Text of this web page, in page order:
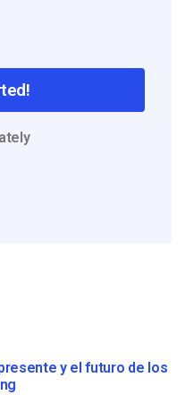
y el futuro de los